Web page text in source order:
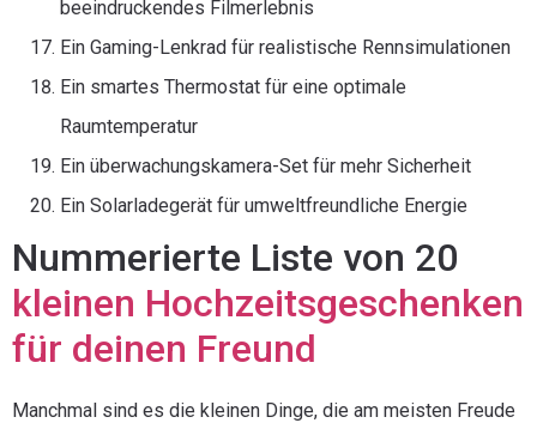
beeindruckendes Filmerlebnis
Ein Gaming-Lenkrad für realistische Rennsimulationen
Ein smartes Thermostat für eine optimale
Raumtemperatur
Ein überwachungskamera-Set für mehr Sicherheit
Ein Solarladegerät für umweltfreundliche Energie
Nummerierte Liste von 20
kleinen Hochzeitsgeschenken
für deinen Freund
Manchmal sind es die kleinen Dinge, die am meisten Freude